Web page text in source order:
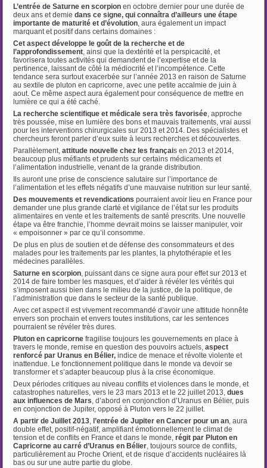
L’entrée de Saturne en scorpion en octobre dernier pour une durée de
deux ans et demiedans ce signe, qui connaîtra d’ailleurs une étape
importante de maturité et d’évolution, aura également un impact
marquant et positif dans certains domaines :
Cet aspect développe le goût de la recherche et de
l’approfondissement, ainsi que la dextérité et la perspicacité, et
favorisera toutes activités qui demandent de l’expertise et de la
pertinence, laissant de côté la médiocrité et l’incompétence. Cette
tendance sera surtout exacerbée sur l’année 2013 en raison de Saturne
au sextile de pluton en capricorne, avec une petite accalmie de juin à
aout. Ce même aspect aura également pour conséquence de mettre en
lumière ce qui a été caché.
La recherche scientifique et médicale sera très favorisée, approche
très poussée, mise en lumière des bons et mauvais traitements, vrai aussi
pour les interventions chirurgicales sur 2013 et 2014. Des spécialistes et
chercheurs feront parler d’eux suite à leurs recherches et découvertes.
Parallèlement,attitude nouvelle chez les français en 2013 et 2014,
beaucoup plus méfiants et prudents sur certains médicaments et
l’alimentation industrielle, venant de la grande distribution.
Ils auront une prise de conscience salutaire sur l’importance de
l’alimentation et les effets négatifs d’une mauvaise nutrition sur leur santé.
Des mouvements et revendications pourraient avoir lieu en France pour
demander une plus grande clarté et vigilance de l’état sur les produits
alimentaires en vente et les traitements de santé prescrits. Une nouvelle
étape va être franchie, l’homme devrait moins se laisser manipuler, voir
« empoisonner » par ce qu’il consomme.
De plus en plus de soutien et de défense des consommateurs et des
malades pour les traitements par les plantes, la phytothérapie et les
médecines parallèles.
Saturne en scorpion, puissant dans ce signe aura pour effet sur 2013 et
2014 de faire tomber les masques, et d’aider à révéler les vérités qui
s’imposent aussi bien dans le milieu de la justice, de la politique, de
l’administration que dans le secteur de la santé publique.
Avec cet aspect il est vivement recommandé d’avoir une attitude honnête
envers son prochain et envers toutes institutions, car les sentences
pourraient se révéler très dures.
Pluton en capricorne fragilise toujours les gouvernements en place à
travers le monde, remise en question des pouvoirs actuels,aspect
renforcé par Uranus en Bélier,indice de menace et révolte violente et
inattendue. Le fonctionnement politique dans le monde va devoir se
transformer et s’adapter beaucoup plus à la crise économique.
Deux périodes critiques au niveau conflits et violences dans le monde, et
catastrophes naturelles, vers le 23 mars 2013 et le 22 juillet 2013,dues
aux influences de Mars, d’abord en conjonction d’Uranus en Bélier, puis
en conjonction de Jupiter, opposé à Pluton vers le 22 juillet.
A partir de Juillet 2013, l’entrée de Jupiter en Cancer pour un an, aura
double effet, positif-négatif, amplifiant émotionnellement le climat de
tension et de conflits en France et dans le monde,régit par Pluton en
Capricorne au carré d’Uranus en Bélier, toujours source de conflits,
particulièrement au Proche Orient, et de risque d’accidents nucléaires là
bas ou sur une autre partie du globe.